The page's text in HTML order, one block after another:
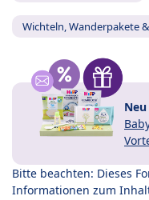
Wichteln, Wanderpakete
Bitte beachten: Dieses
Informationen zum